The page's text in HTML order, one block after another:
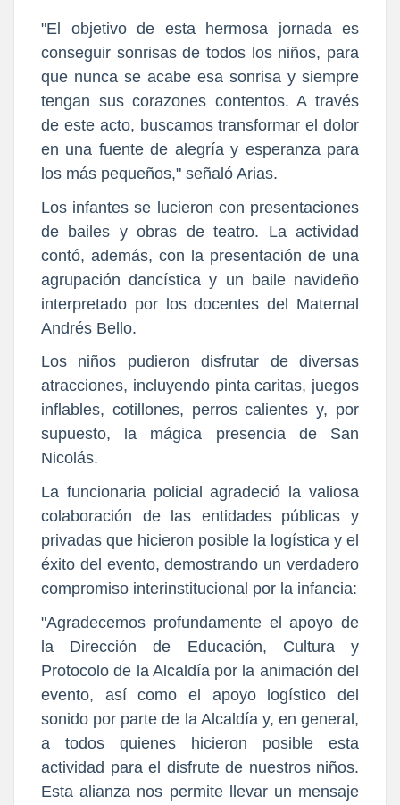
"El objetivo de esta hermosa jornada es
conseguir sonrisas de todos los niños, para
que nunca se acabe esa sonrisa y siempre
tengan sus corazones contentos. A través
de este acto, buscamos transformar el dolor
en una fuente de alegría y esperanza para
los más pequeños," señaló Arias.
Los infantes se lucieron con presentaciones
de bailes y obras de teatro. La actividad
contó, además, con la presentación de una
agrupación dancística y un baile navideño
interpretado por los docentes del Maternal
Andrés Bello.
Los niños pudieron disfrutar de diversas
atracciones, incluyendo pinta caritas, juegos
inflables, cotillones, perros calientes y, por
supuesto, la mágica presencia de San
Nicolás.
La funcionaria policial agradeció la valiosa
colaboración de las entidades públicas y
privadas que hicieron posible la logística y el
éxito del evento, demostrando un verdadero
compromiso interinstitucional por la infancia:
"Agradecemos profundamente el apoyo de
la Dirección de Educación, Cultura y
Protocolo de la Alcaldía por la animación del
evento, así como el apoyo logístico del
sonido por parte de la Alcaldía y, en general,
a todos quienes hicieron posible esta
actividad para el disfrute de nuestros niños.
Esta alianza nos permite llevar un mensaje